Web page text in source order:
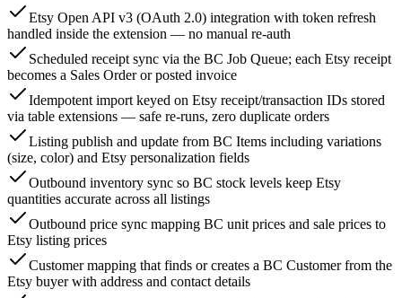
Etsy Open API v3 (OAuth 2.0) integration with token refresh
handled inside the extension — no manual re-auth
Scheduled receipt sync via the BC Job Queue; each Etsy receipt
becomes a Sales Order or posted invoice
Idempotent import keyed on Etsy receipt/transaction IDs stored
via table extensions — safe re-runs, zero duplicate orders
Listing publish and update from BC Items including variations
(size, color) and Etsy personalization fields
Outbound inventory sync so BC stock levels keep Etsy
quantities accurate across all listings
Outbound price sync mapping BC unit prices and sale prices to
Etsy listing prices
Customer mapping that finds or creates a BC Customer from the
Etsy buyer with address and contact details